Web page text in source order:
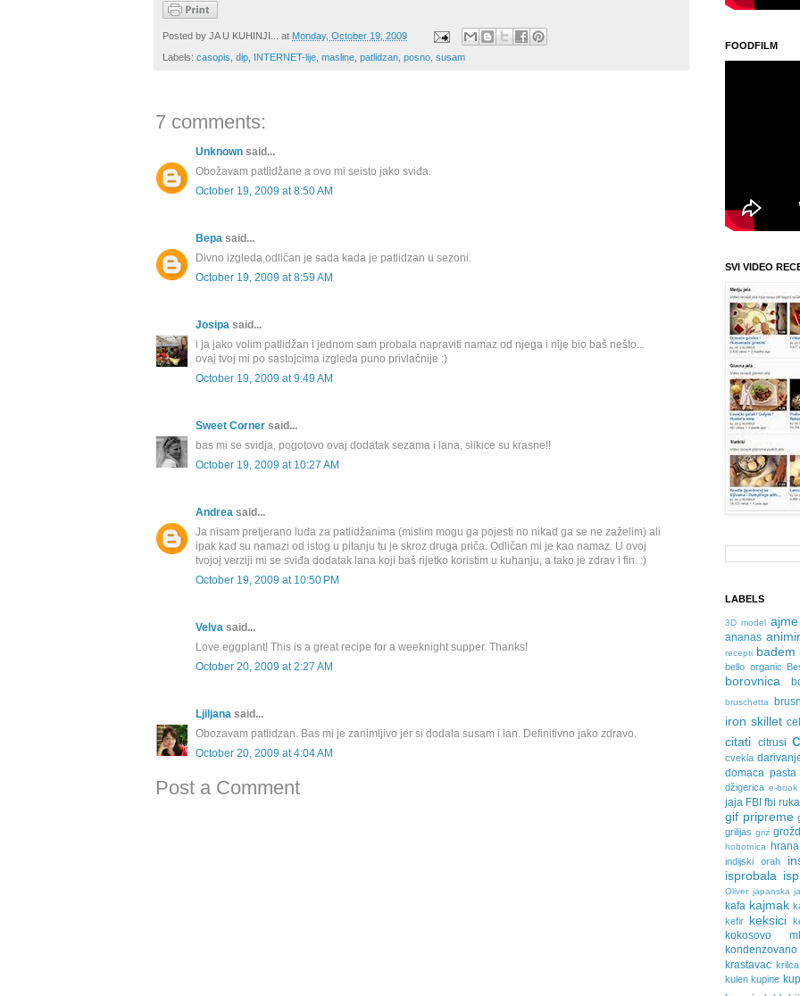
Posted by JA U KUHINJI... at Monday, October 19, 2009
Labels: casopis, dip, INTERNET-lije, masline, patlidzan, posno, susam
7 comments:
Unknown said...
Obožavam patlidžane a ovo mi seisto jako sviđa.
October 19, 2009 at 8:50 AM
Вера said...
Divno izgleda,odličan je sada kada je patlidzan u sezoni.
October 19, 2009 at 8:59 AM
Josipa said...
i ja jako volim patlidžan i jednom sam probala napraviti namaz od njega i nije bio baš nešto...
ovaj tvoj mi po sastojcima izgleda puno privlačnije :)
October 19, 2009 at 9:49 AM
Sweet Corner said...
bas mi se svidja, pogotovo ovaj dodatak sezama i lana, slikice su krasne!!
October 19, 2009 at 10:27 AM
Andrea said...
Ja nisam pretjerano luda za patlidžanima (mislim mogu ga pojesti no nikad ga se ne zaželim) ali
ipak kad su namazi od istog u pitanju tu je skroz druga priča. Odličan mi je kao namaz. U ovoj
tvojoj verziji mi se sviđa dodatak lana koji baš rijetko koristim u kuhanju, a tako je zdrav i fin. :)
October 19, 2009 at 10:50 PM
Velva said...
Love eggplant! This is a great recipe for a weeknight supper. Thanks!
October 20, 2009 at 2:27 AM
Ljiljana said...
Obozavam patlidzan. Bas mi je zanimljivo jer si dodala susam i lan. Definitivno jako zdravo.
October 20, 2009 at 4:04 AM
Post a Comment
FOODFILM
SVI VIDEO
LABELS
3D model
ananas
recepti badem
bello organic
borovnica
bruschetta
iron skillet
citati citrusi
cvekla
domaca pasta
džigerica e-book
jaja FBI fbi
gif pripreme
grilijas griz
hobotnica
indijski orah
isprobala
Oliver japanska
kafa kajmak
kefir keksici
kokosovo
krastavac krilca
kulen kupine